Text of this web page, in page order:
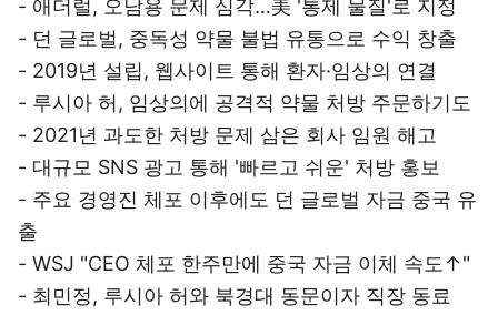
- 애더럴, 오남용 문제 심각…美 '통제 물질'로 지정
- 던 글로벌, 중독성 약물 불법 유통으로 수익 창출
- 2019년 설립, 웹사이트 통해 환자·임상의 연결
- 루시아 허, 임상의에 공격적 약물 처방 주문하기도
- 2021년 과도한 처방 문제 삼은 회사 임원 해고
- 대규모 SNS 광고 통해 '빠르고 쉬운' 처방 홍보
- 주요 경영진 체포 이후에도 던 글로벌 자금 중국 유
출
- WSJ "CEO 체포 한주만에 중국 자금 이체 속도↑"
- 최민정, 루시아 허와 북경대 동문이자 직장 동료